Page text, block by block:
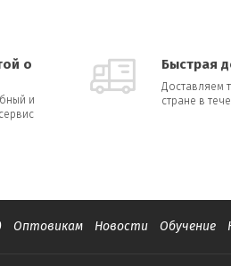
о
и
Быстрая
Доставляем
стране в
Оптовикам Новости Обучение